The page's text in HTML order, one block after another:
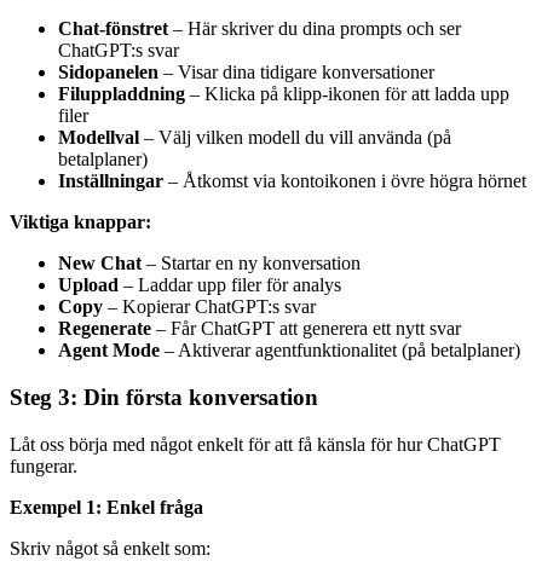
Chat-fönstret – Här skriver du dina prompts och ser
ChatGPT:s svar
Sidopanelen – Visar dina tidigare konversationer
Filuppladdning – Klicka på klipp-ikonen för att ladda upp
filer
Modellval – Välj vilken modell du vill använda (på
betalplaner)
Inställningar – Åtkomst via kontoikonen i övre högra hörnet
Viktiga knappar:
New Chat – Startar en ny konversation
Upload – Laddar upp filer för analys
Copy – Kopierar ChatGPT:s svar
Regenerate – Får ChatGPT att generera ett nytt svar
Agent Mode – Aktiverar agentfunktionalitet (på betalplaner)
Steg 3: Din första konversation
Låt oss börja med något enkelt för att få känsla för hur ChatGPT
fungerar.
Exempel 1: Enkel fråga
Skriv något så enkelt som: